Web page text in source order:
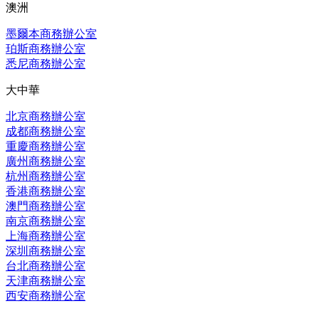
澳洲
墨爾本商務辦公室
珀斯商務辦公室
悉尼商務辦公室
大中華
北京商務辦公室
成都商務辦公室
重慶商務辦公室
廣州商務辦公室
杭州商務辦公室
香港商務辦公室
澳門商務辦公室
南京商務辦公室
上海商務辦公室
深圳商務辦公室
台北商務辦公室
天津商務辦公室
西安商務辦公室